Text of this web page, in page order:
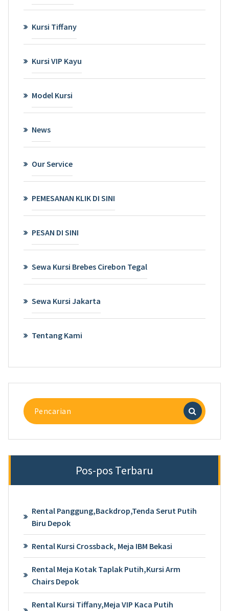
Kursi Tiffany
Kursi VIP Kayu
Model Kursi
News
Our Service
PEMESANAN KLIK DI SINI
PESAN DI SINI
Sewa Kursi Brebes Cirebon Tegal
Sewa Kursi Jakarta
Tentang Kami
Pencarian
untuk:
Pos-pos Terbaru
Rental Panggung,Backdrop,Tenda Serut Putih
Biru Depok
Rental Kursi Crossback, Meja IBM Bekasi
Rental Meja Kotak Taplak Putih,Kursi Arm
Chairs Depok
Rental Kursi Tiffany,Meja VIP Kaca Putih